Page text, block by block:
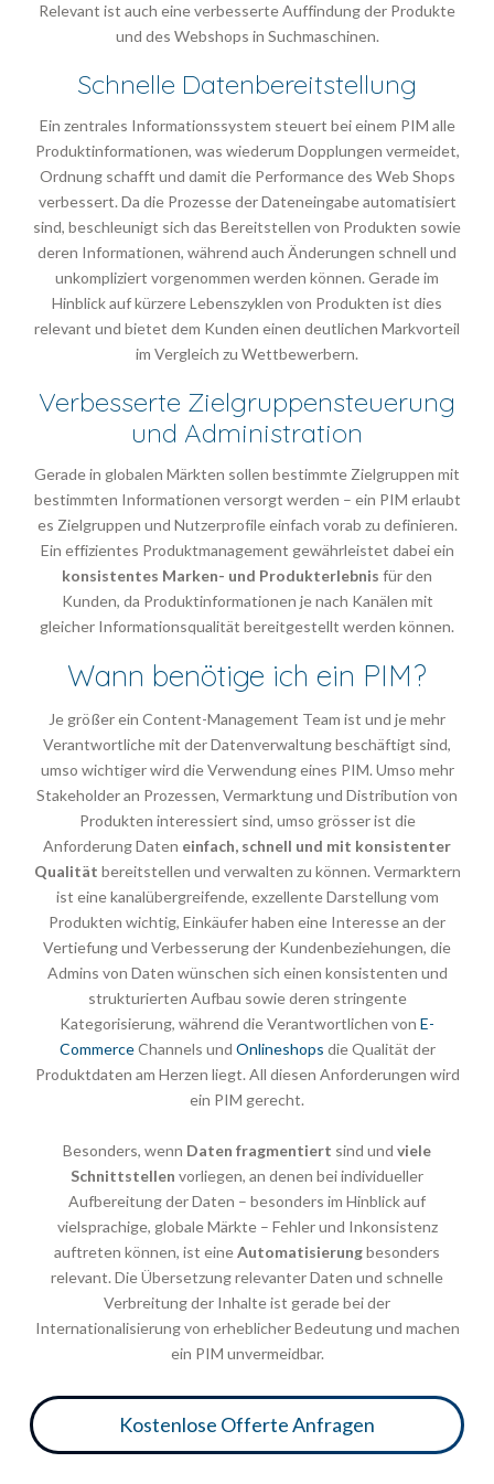
Relevant ist auch eine verbesserte Auffindung der Produkte
und des Webshops in Suchmaschinen.
Schnelle Datenbereitstellung
Ein zentrales Informationssystem steuert bei einem PIM alle
Produktinformationen, was wiederum Dopplungen vermeidet,
Ordnung schafft und damit die Performance des Web Shops
verbessert. Da die Prozesse der Dateneingabe automatisiert
sind, beschleunigt sich das Bereitstellen von Produkten sowie
deren Informationen, während auch Änderungen schnell und
unkompliziert vorgenommen werden können. Gerade im
Hinblick auf kürzere Lebenszyklen von Produkten ist dies
relevant und bietet dem Kunden einen deutlichen Markvorteil
im Vergleich zu Wettbewerbern.
Verbesserte Zielgruppensteuerung
und Administration
Gerade in globalen Märkten sollen bestimmte Zielgruppen mit
bestimmten Informationen versorgt werden – ein PIM erlaubt
es Zielgruppen und Nutzerprofile einfach vorab zu definieren.
Ein effizientes Produktmanagement gewährleistet dabei ein
konsistentes Marken- und Produkterlebnis für den
Kunden, da Produktinformationen je nach Kanälen mit
gleicher Informationsqualität bereitgestellt werden können.
Wann benötige ich ein PIM?
Je größer ein Content-Management Team ist und je mehr
Verantwortliche mit der Datenverwaltung beschäftigt sind,
umso wichtiger wird die Verwendung eines PIM. Umso mehr
Stakeholder an Prozessen, Vermarktung und Distribution von
Produkten interessiert sind, umso grösser ist die
Anforderung Daten einfach, schnell und mit konsistenter
Qualität bereitstellen und verwalten zu können. Vermarktern
ist eine kanalübergreifende, exzellente Darstellung vom
Produkten wichtig, Einkäufer haben eine Interesse an der
Vertiefung und Verbesserung der Kundenbeziehungen, die
Admins von Daten wünschen sich einen konsistenten und
strukturierten Aufbau sowie deren stringente
Kategorisierung, während die Verantwortlichen von E-
CommerceChannels und Onlineshops die Qualität der
Produktdaten am Herzen liegt. All diesen Anforderungen wird
ein PIM gerecht.
Besonders, wenn Daten fragmentiert sind und viele
Schnittstellen vorliegen, an denen bei individueller
Aufbereitung der Daten – besonders im Hinblick auf
vielsprachige, globale Märkte – Fehler und Inkonsistenz
auftreten können, ist eineAutomatisierungbesonders
relevant. Die Übersetzung relevanter Daten und schnelle
Verbreitung der Inhalte ist gerade bei der
Internationalisierung von erheblicher Bedeutung und machen
ein PIM unvermeidbar.
Kostenlose Offerte Anfragen